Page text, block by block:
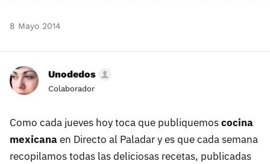
8 Mayo 2014
Unodedos
Colaborador
Como cada jueves hoy toca que publiquemoscocina
mexicanaen Directo al Paladar y es que cada semana
recopilamos todas las deliciosas recetas, publicadas